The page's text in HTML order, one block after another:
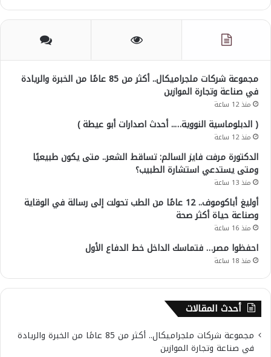
مجموعة شركات ملجراميكال.. أكثر من 85 عامًا من الخبرة والريادة
في صناعة وتجارة الموازين
منذ 12 ساعة
( الدبلوماسية النووية….. أحدث اصدارات أبو عيطة )
منذ 12 ساعة
الدكتورة مرفت فايز السالم: تساقط الشعر.. متى يكون طبيعيًا
ومتى يستدعي استشارة الطبيب؟
منذ 13 ساعة
أوليغ أباكوموف.. 12 عامًا من الطب تحولت إلى رسالة في الوقاية
وصناعة حياة أكثر صحة
منذ 16 ساعة
احفظوا مصر… فتماسك الداخل خط الدفاع الأول
منذ 18 ساعة
أحدث المقالات
مجموعة شركات ملجراميكال.. أكثر من 85 عامًا من الخبرة والريادة
في صناعة وتجارة الموازين